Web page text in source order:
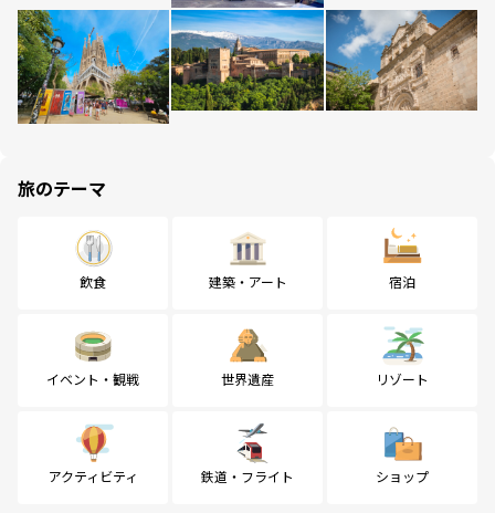
旅のテーマ
飲食 建築・アート 宿泊
イベント・観戦 世界遺産 リゾート
アクティビティ 鉄道・フライト ショップ